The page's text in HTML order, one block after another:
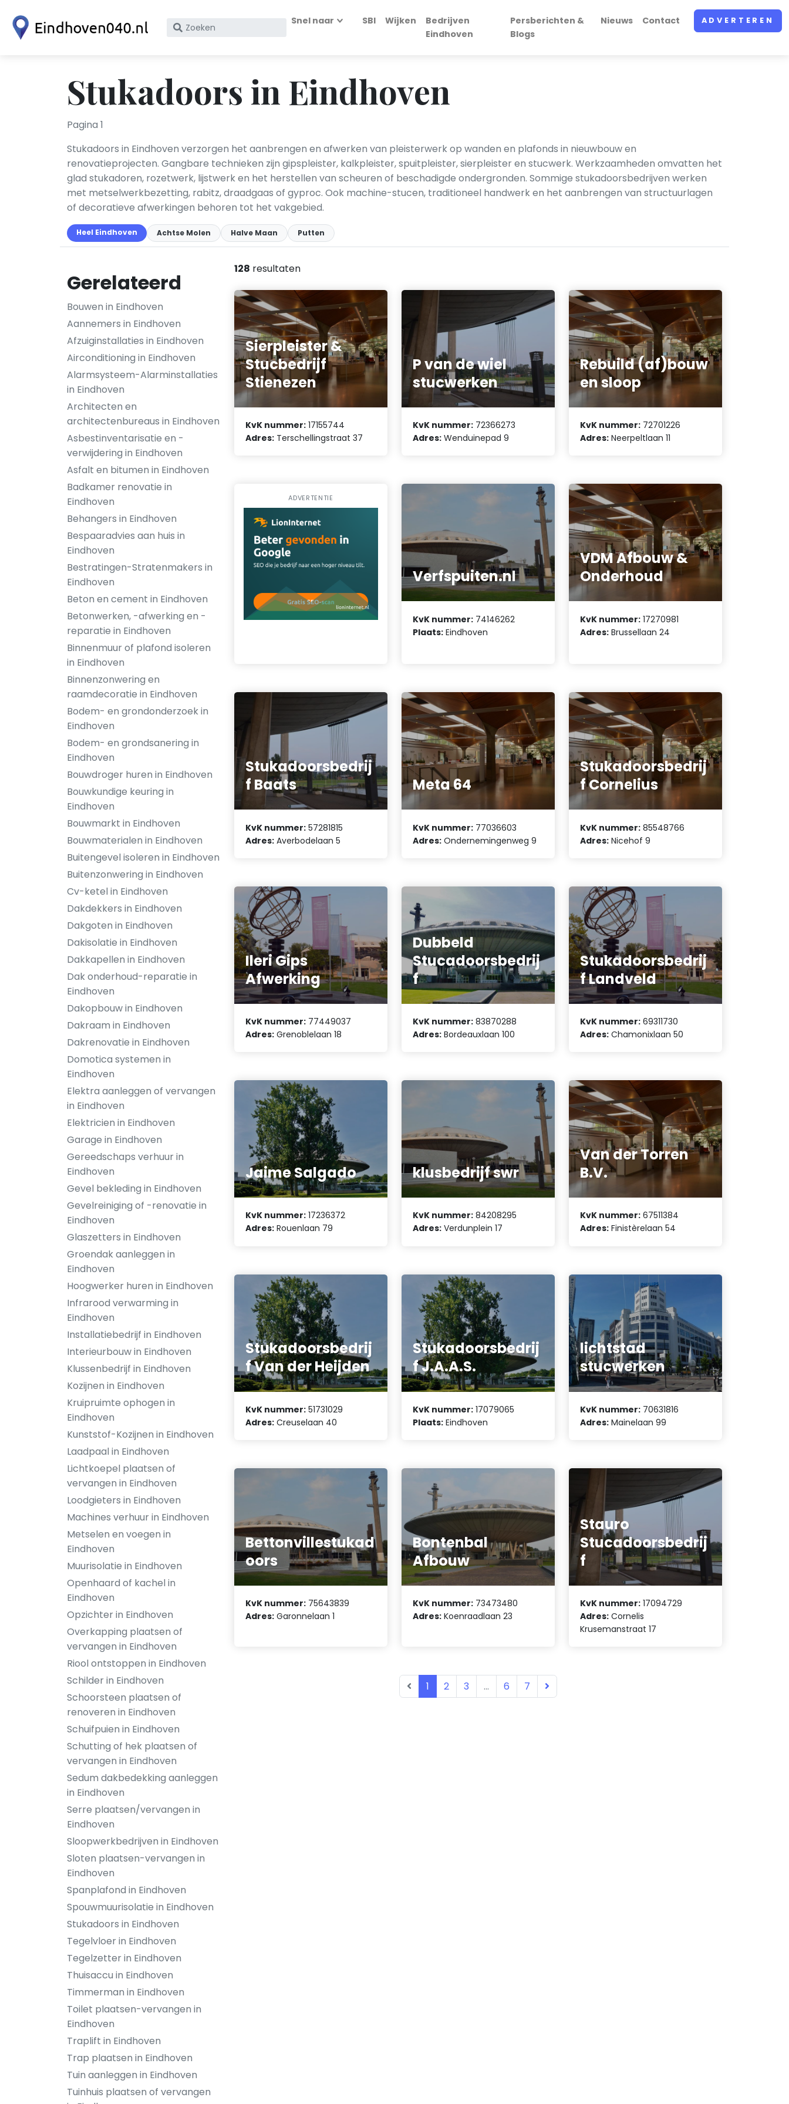
Zoek
KvK
nummer
Snel naar SBI Wijken
Bedrijven
Eindhoven
Persberichten &
Blogs
Nieuws Contact ADVERTEREN
Stukadoors in Eindhoven
Pagina 1
Stukadoors in Eindhoven verzorgen het aanbrengen en afwerken van pleisterwerk op wanden en plafonds in nieuwbouw en
renovatieprojecten. Gangbare technieken zijn gipspleister, kalkpleister, spuitpleister, sierpleister en stucwerk. Werkzaamheden omvatten het
glad stukadoren, rozetwerk, lijstwerk en het herstellen van scheuren of beschadigde ondergronden. Sommige stukadoorsbedrijven werken
met metselwerkbezetting, rabitz, draadgaas of gyproc. Ook machine-stucen, traditioneel handwerk en het aanbrengen van structuurlagen
of decoratieve afwerkingen behoren tot het vakgebied.
Heel Eindhoven Achtse Molen Halve Maan Putten
Gerelateerd
Bouwen in Eindhoven
Aannemers in Eindhoven
Afzuiginstallaties in Eindhoven
Airconditioning in Eindhoven
Alarmsysteem-Alarminstallaties
in Eindhoven
Architecten en
architectenbureaus in Eindhoven
Asbestinventarisatie en -
verwijdering in Eindhoven
Asfalt en bitumen in Eindhoven
Badkamer renovatie in
Eindhoven
Behangers in Eindhoven
Bespaaradvies aan huis in
Eindhoven
Bestratingen-Stratenmakers in
Eindhoven
Beton en cement in Eindhoven
Betonwerken, -afwerking en -
reparatie in Eindhoven
Binnenmuur of plafond isoleren
in Eindhoven
Binnenzonwering en
raamdecoratie in Eindhoven
Bodem- en grondonderzoek in
Eindhoven
Bodem- en grondsanering in
Eindhoven
Bouwdroger huren in Eindhoven
Bouwkundige keuring in
Eindhoven
Bouwmarkt in Eindhoven
Bouwmaterialen in Eindhoven
Buitengevel isoleren in Eindhoven
Buitenzonwering in Eindhoven
Cv-ketel in Eindhoven
Dakdekkers in Eindhoven
Dakgoten in Eindhoven
Dakisolatie in Eindhoven
Dakkapellen in Eindhoven
Dak onderhoud-reparatie in
Eindhoven
Dakopbouw in Eindhoven
Dakraam in Eindhoven
Dakrenovatie in Eindhoven
Domotica systemen in
Eindhoven
Elektra aanleggen of vervangen
in Eindhoven
Elektricien in Eindhoven
Garage in Eindhoven
Gereedschaps verhuur in
Eindhoven
Gevel bekleding in Eindhoven
Gevelreiniging of -renovatie in
Eindhoven
Glaszetters in Eindhoven
Groendak aanleggen in
Eindhoven
Hoogwerker huren in Eindhoven
Infrarood verwarming in
Eindhoven
Installatiebedrijf in Eindhoven
Interieurbouw in Eindhoven
Klussenbedrijf in Eindhoven
Kozijnen in Eindhoven
Kruipruimte ophogen in
Eindhoven
Kunststof-Kozijnen in Eindhoven
Laadpaal in Eindhoven
Lichtkoepel plaatsen of
vervangen in Eindhoven
Loodgieters in Eindhoven
Machines verhuur in Eindhoven
Metselen en voegen in
Eindhoven
Muurisolatie in Eindhoven
Openhaard of kachel in
Eindhoven
Opzichter in Eindhoven
Overkapping plaatsen of
vervangen in Eindhoven
Riool ontstoppen in Eindhoven
Schilder in Eindhoven
Schoorsteen plaatsen of
renoveren in Eindhoven
Schuifpuien in Eindhoven
Schutting of hek plaatsen of
vervangen in Eindhoven
Sedum dakbedekking aanleggen
in Eindhoven
Serre plaatsen/vervangen in
Eindhoven
Sloopwerkbedrijven in Eindhoven
Sloten plaatsen-vervangen in
Eindhoven
Spanplafond in Eindhoven
Spouwmuurisolatie in Eindhoven
Stukadoors in Eindhoven
Tegelvloer in Eindhoven
Tegelzetter in Eindhoven
Thuisaccu in Eindhoven
Timmerman in Eindhoven
Toilet plaatsen-vervangen in
Eindhoven
Traplift in Eindhoven
Trap plaatsen in Eindhoven
Tuin aanleggen in Eindhoven
Tuinhuis plaatsen of vervangen
128 resultaten
Sierpleister &
Stucbedrijf
Stienezen
KvK nummer: 17155744
Adres: Terschellingstraat 37
P van de wiel
stucwerken
KvK nummer: 72366273
Adres: Wenduinepad 9
Rebuild (af)bouw
en sloop
KvK nummer: 72701226
Adres: Neerpeltlaan 11
ADVERTENTIE
Verfspuiten.nl
KvK nummer: 74146262
Plaats: Eindhoven
VDM Afbouw &
Onderhoud
KvK nummer: 17270981
Adres: Brussellaan 24
Stukadoorsbedrij
f Baats
KvK nummer: 57281815
Adres: Averbodelaan 5
Meta 64
KvK nummer: 77036603
Adres: Ondernemingenweg 9
Stukadoorsbedrij
f Cornelius
KvK nummer: 85548766
Adres: Nicehof 9
Ileri Gips
Afwerking
KvK nummer: 77449037
Adres: Grenoblelaan 18
Dubbeld
Stucadoorsbedrij
f
KvK nummer: 83870288
Adres: Bordeauxlaan 100
Stukadoorsbedrij
f Landveld
KvK nummer: 69311730
Adres: Chamonixlaan 50
Jaime Salgado
KvK nummer: 17236372
Adres: Rouenlaan 79
klusbedrijf swr
KvK nummer: 84208295
Adres: Verdunplein 17
Van der Torren
B.V.
KvK nummer: 67511384
Adres: Finistèrelaan 54
Stukadoorsbedrij
f Van der Heijden
KvK nummer: 51731029
Adres: Creuselaan 40
Stukadoorsbedrij
f J.A.A.S.
KvK nummer: 17079065
Plaats: Eindhoven
lichtstad
stucwerken
KvK nummer: 70631816
Adres: Mainelaan 99
Bettonvillestukad
oors
KvK nummer: 75643839
Adres: Garonnelaan 1
Bontenbal
Afbouw
KvK nummer: 73473480
Adres: Koenraadlaan 23
Stauro
Stucadoorsbedrij
f
KvK nummer: 17094729
Adres: Cornelis
Krusemanstraat 17
1 2 3 ... 6 7